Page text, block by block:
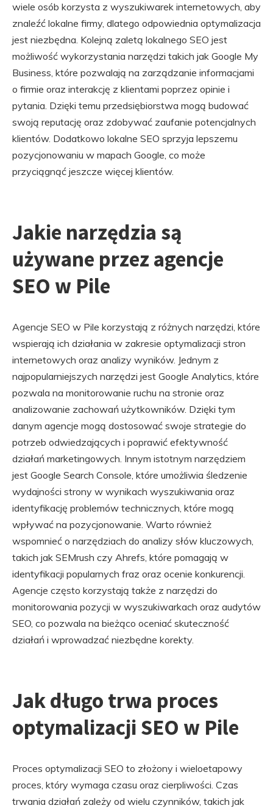
wiele osób korzysta z wyszukiwarek internetowych, aby
znaleźć lokalne firmy, dlatego odpowiednia optymalizacja
jest niezbędna. Kolejną zaletą lokalnego SEO jest
możliwość wykorzystania narzędzi takich jak Google My
Business, które pozwalają na zarządzanie informacjami
o firmie oraz interakcję z klientami poprzez opinie i
pytania. Dzięki temu przedsiębiorstwa mogą budować
swoją reputację oraz zdobywać zaufanie potencjalnych
klientów. Dodatkowo lokalne SEO sprzyja lepszemu
pozycjonowaniu w mapach Google, co może
przyciągnąć jeszcze więcej klientów.
Jakie narzędzia są
używane przez agencje
SEO w Pile
Agencje SEO w Pile korzystają z różnych narzędzi, które
wspierają ich działania w zakresie optymalizacji stron
internetowych oraz analizy wyników. Jednym z
najpopularniejszych narzędzi jest Google Analytics, które
pozwala na monitorowanie ruchu na stronie oraz
analizowanie zachowań użytkowników. Dzięki tym
danym agencje mogą dostosować swoje strategie do
potrzeb odwiedzających i poprawić efektywność
działań marketingowych. Innym istotnym narzędziem
jest Google Search Console, które umożliwia śledzenie
wydajności strony w wynikach wyszukiwania oraz
identyfikację problemów technicznych, które mogą
wpływać na pozycjonowanie. Warto również
wspomnieć o narzędziach do analizy słów kluczowych,
takich jak SEMrush czy Ahrefs, które pomagają w
identyfikacji popularnych fraz oraz ocenie konkurencji.
Agencje często korzystają także z narzędzi do
monitorowania pozycji w wyszukiwarkach oraz audytów
SEO, co pozwala na bieżąco oceniać skuteczność
działań i wprowadzać niezbędne korekty.
Jak długo trwa proces
optymalizacji SEO w Pile
Proces optymalizacji SEO to złożony i wieloetapowy
proces, który wymaga czasu oraz cierpliwości. Czas
trwania działań zależy od wielu czynników, takich jak